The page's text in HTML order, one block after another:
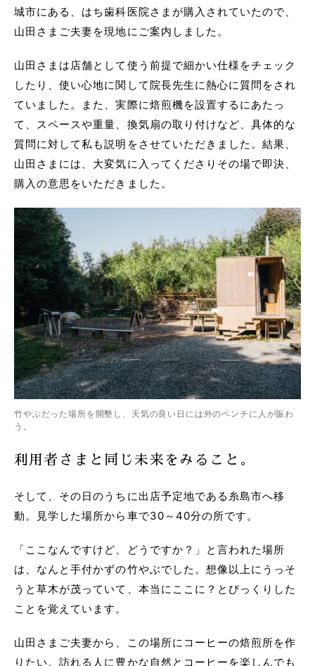
城市にある、はち歯科医院さまが購入されていたので、
山田さまご夫妻を現地にご案内しました。
山田さまは店舗として使う前提で細かい仕様をチェック
したり、使い心地に関して院長先生に熱心に質問をされ
ていました。また、実際に焙煎機を設置するにあたっ
て、スペースや重量、換気扇の取り付けなど、具体的な
質問に対して私も説明をさせていただきました。結果、
山田さまには、大変気に入ってくださりその場で即決、
購入の意思をいただきました。
竹やぶだった場所を開墾し、天気の良い日には外のベンチに人が賑わ
う。
利用者さまと同じ未来をみること。
そして、その日のうちに出店予定地である糸島市へ移
動。見学した場所から車で30～40分の所です。
「ここなんですけど、どうですか？」と言われた場所
は、なんと手付かずの竹やぶでした。想像以上にうっそ
うと草木が茂っていて、本当にここに？とびっくりした
ことを覚えています。
山田さまご夫妻から、この場所にコーヒーの焙煎所を作
りたい。訪れる人に豊かな自然とコーヒーを楽しんでも